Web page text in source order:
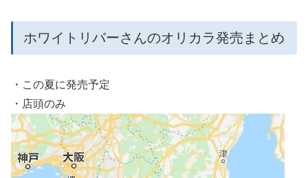
ホワイトリバーさんのオリカラ発売まとめ
・この夏に発売予定
・店頭のみ